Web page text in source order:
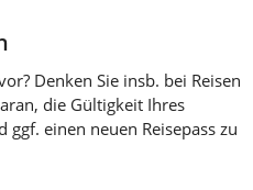
Denken Sie insb. bei Reisen
die Gültigkeit Ihres
ggf. einen neuen Reisepass zu